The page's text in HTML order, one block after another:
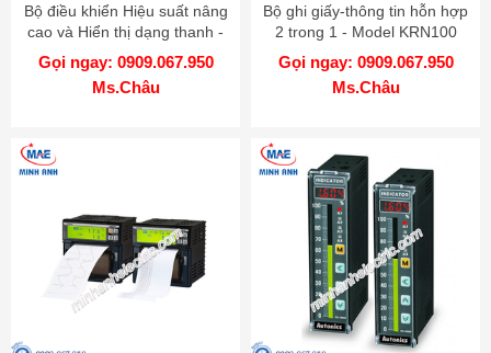
Bộ điều khiển Hiệu suất nâng
cao và Hiển thị dạng thanh -
Model KPN
Gọi ngay: 0909.067.950
Ms.Châu
Bộ ghi giấy-thông tin hỗn hợp
2 trong 1 - Model KRN100
Gọi ngay: 0909.067.950
Ms.Châu